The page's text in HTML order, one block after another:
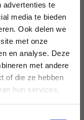
advertenties te
media te bieden
Ook delen we
met onze
en analyse. Deze
met andere
of die ze hebben
hun services.
81.90 EUR 102.35
verloopt
12/08/2026
Aantal
Voeg toe aan
50 %
nos soldes et